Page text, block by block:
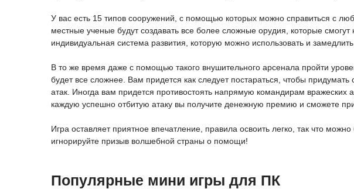
У вас есть 15 типов сооружений, с помощью которых можно справиться с
местные ученые будут создавать все более сложные орудия, которые
индивидуальная система развития, которую можно использовать и замедлить
В то же время даже с помощью такого внушительного арсенала пройти
будет все сложнее. Вам придется как следует постараться, чтобы
атак. Иногда вам придется противостоять напрямую командирам
каждую успешно отбитую атаку вы получите денежную премию и сможете
Игра оставляет приятное впечатление, правила освоить легко, так что
игнорируйте призыв волшебной страны о помощи!
Популярные мини игры для ПК